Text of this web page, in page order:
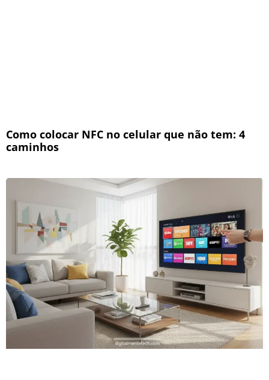
Como colocar NFC no celular que não tem: 4
caminhos